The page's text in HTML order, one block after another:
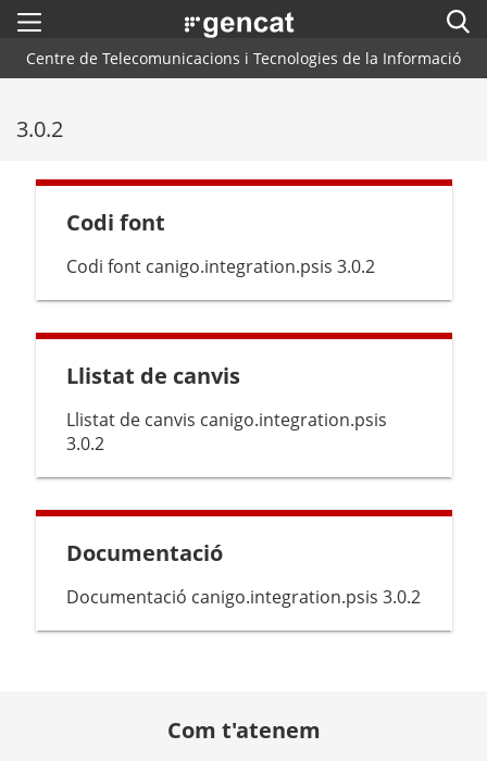
. Obre en una nova finestra.
Menú
Centre de Telecomunicacions i Tecnologies de la Informació
Inici
Arquitectura CTTI
Blog
Plataformes i Frameworks
Centres de Suport
Contacte
3.0.2
Codi font
Codi font canigo.integration.psis 3.0.2
Llistat de canvis
Llistat de canvis canigo.integration.psis
3.0.2
Documentació
Documentació canigo.integration.psis 3.0.2
Com t'atenem